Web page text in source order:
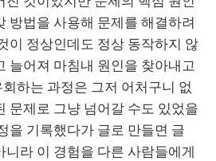
방법을 사용해 문제를 해결하려
이 정상인데도 정상 동작하지 않
늘어져 마침내 원인을 찾아내고
하는 과정은 그저 어처구니 없
문제로 그냥 넘어갈 수도 있었을
을 기록했다가 글로 만들면 글
라 이 경험을 다른 사람들에게